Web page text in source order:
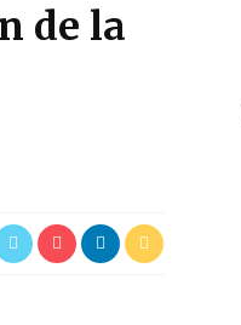
de la